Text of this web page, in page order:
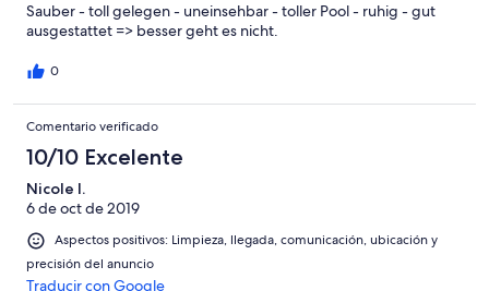
Sauber - toll gelegen - uneinsehbar - toller Pool - ruhig - gut
ausgestattet => besser geht es nicht.
0
Comentario verificado
10/10 Excelente
Nicole I.
6 de oct de 2019
Aspectos positivos: Limpieza, llegada, comunicación, ubicación y
precisión del anuncio
Traducir con Google